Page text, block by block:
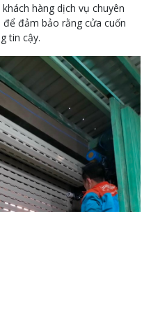
hàng dịch vụ chuyên
đảm bảo rằng cửa cuốn
tin cậy.